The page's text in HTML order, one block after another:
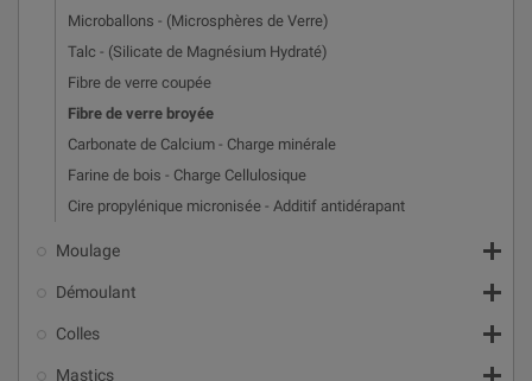
Microballons - (Microsphères de Verre)
Talc - (Silicate de Magnésium Hydraté)
Fibre de verre coupée
Fibre de verre broyée
Carbonate de Calcium - Charge minérale
Farine de bois - Charge Cellulosique
Cire propylénique micronisée - Additif antidérapant
Moulage 
Démoulant 
Colles 
Mastics